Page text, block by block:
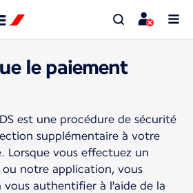
le paiement
est une procédure de sécurité
supplémentaire à votre
Lorsque vous effectuez un
notre application, vous
authentifier à l'aide de la